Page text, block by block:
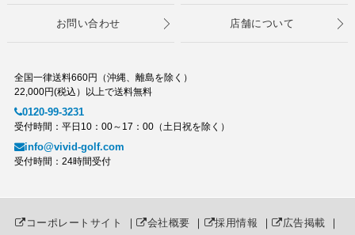
お問い合わせ 店舗について
全国一律送料660円（沖縄、離島を除く）
22,000円(税込）以上で送料無料
0120-99-3231
受付時間：平日10：00～17：00（土日祝を除く）
info@vivid-golf.com
受付時間：24時間受付
コーポレートサイト ｜ 会社概要 ｜ 採用情報 ｜ 広告掲載 ｜